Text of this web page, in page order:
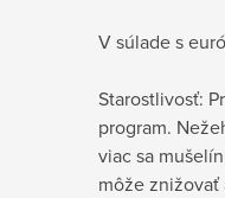
V súlade s
Starostlivosť:
program.
viac sa
môže znižovať